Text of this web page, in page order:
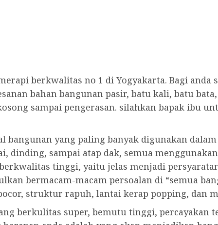
berkwalitas no 1 di Yogyakarta. Bagi
bahan bangunan pasir, batu kali, batu
sampai pengerasan. silahkan bapak ibu
bangunan yang paling banyak digunakan
dinding, sampai atap dak, semua
tinggi, yaitu jelas menjadi
bermacam-macam persoalan di “semua
struktur rapuh, lantai kerap popping, dan
berkulitas super, bemutu tinggi, percayakan